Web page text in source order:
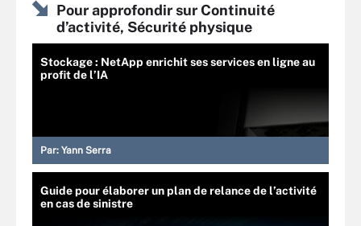
Pour approfondir sur Continuité
d’activité, Sécurité physique
Stockage : NetApp enrichit ses services en ligne au
profit de l’IA
Par: Yann Serra
Guide pour élaborer un plan de relance de l’activité
en cas de sinistre